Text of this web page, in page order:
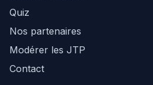
Quiz
Nos partenaires
Modérer les JTP
Contact